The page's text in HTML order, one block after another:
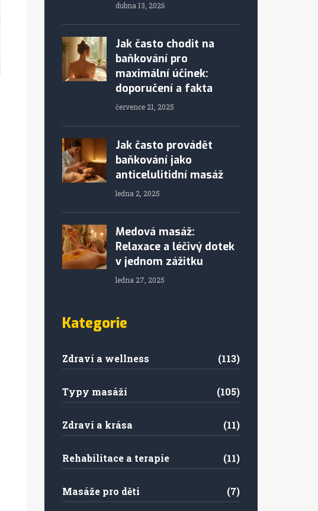
dubna 13, 2026
Jak často chodit na
baňkování pro
maximální účinek:
doporučení a fakta
července 21, 2025
Jak často provádět
baňkování jako
anticelulitidní masáž
ledna 2, 2025
Medová masáž:
Relaxace a léčivý dotek
v jednom zážitku
ledna 27, 2025
Kategorie
Zdraví a wellness (113)
Typy masáží (105)
Zdraví a krása (11)
Rehabilitace a terapie (11)
Masáže pro děti (7)